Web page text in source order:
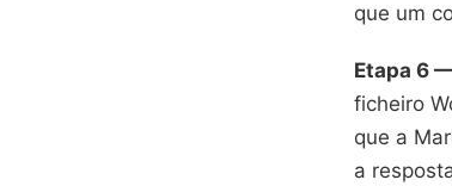
que um
Etapa 6
ficheiro
que a
a